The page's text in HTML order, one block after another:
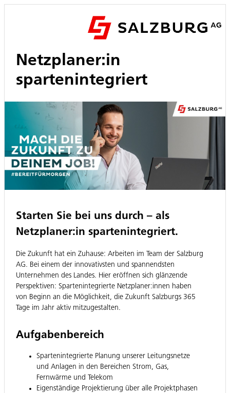
Netzplaner:in
spartenintegriert
Starten Sie bei uns durch – als
Netzplaner:in spartenintegriert.
Die Zukunft hat ein Zuhause: Arbeiten im Team der Salzburg
AG. Bei einem der innovativsten und spannendsten
Unternehmen des Landes. Hier eröffnen sich glänzende
Perspektiven: Spartenintegrierte Netzplaner:innen haben
von Beginn an die Möglichkeit, die Zukunft Salzburgs 365
Tage im Jahr aktiv mitzugestalten.
Aufgabenbereich
Spartenintegrierte Planung unserer Leitungsnetze
und Anlagen in den Bereichen Strom, Gas,
Fernwärme und Telekom
Eigenständige Projektierung über alle Projektphasen